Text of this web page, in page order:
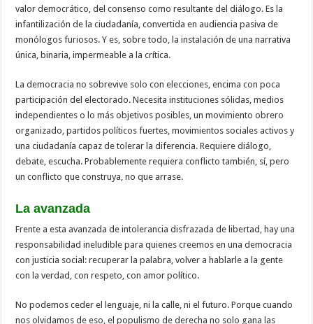
valor democrático, del consenso como resultante del diálogo. Es la
infantilización de la ciudadanía, convertida en audiencia pasiva de
monólogos furiosos. Y es, sobre todo, la instalación de una narrativa
única, binaria, impermeable a la crítica.
La democracia no sobrevive solo con elecciones, encima con poca
participación del electorado. Necesita instituciones sólidas, medios
independientes o lo más objetivos posibles, un movimiento obrero
organizado, partidos políticos fuertes, movimientos sociales activos y
una ciudadanía capaz de tolerar la diferencia. Requiere diálogo,
debate, escucha. Probablemente requiera conflicto también, sí, pero
un conflicto que construya, no que arrase.
La avanzada
Frente a esta avanzada de intolerancia disfrazada de libertad, hay una
responsabilidad ineludible para quienes creemos en una democracia
con justicia social: recuperar la palabra, volver a hablarle a la gente
con la verdad, con respeto, con amor político.
No podemos ceder el lenguaje, ni la calle, ni el futuro. Porque cuando
nos olvidamos de eso, el populismo de derecha no solo gana las